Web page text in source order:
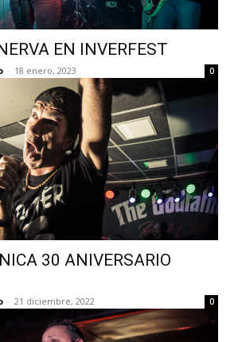
EN INVERFEST
- 18 enero, 2023 0
30 ANIVERSARIO
- 21 diciembre, 2022 0